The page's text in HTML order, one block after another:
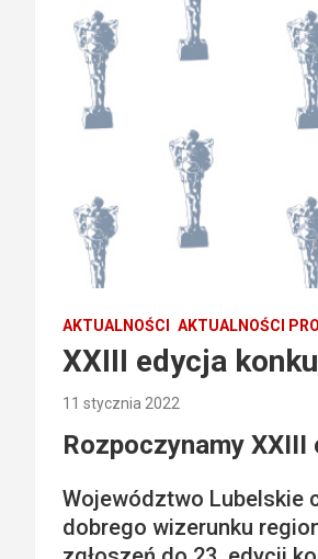
AKTUALNOŚCI AKTUALNOŚCI
XXIII edycja
11 stycznia 2022
Rozpoczynamy XXIII
Województwo Lubelskie
dobrego wizerunku